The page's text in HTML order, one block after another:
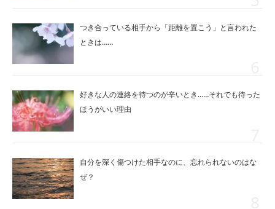
つき合っている相手から「距離を置こう」と言われた
ときは……
好きな人の連絡を待つのが辛いとき……それでも待った
ほうがいい理由
自分を深く傷つけた相手なのに、忘れられないのはな
ぜ？